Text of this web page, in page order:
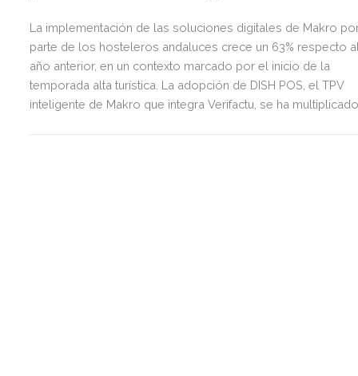
La implementación de las soluciones digitales de Makro
parte de los hosteleros andaluces crece un 63% respecto
año anterior, en un contexto marcado por el inicio de la
temporada alta turística. La adopción de DISH POS, el TPV
inteligente de Makro que integra Verifactu, se ha